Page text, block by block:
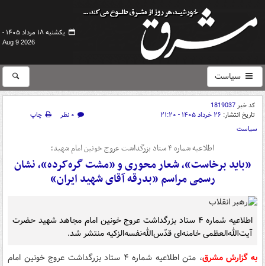
یکشنبه ۱۸ مرداد ۱۴۰۵ -
Aug 9 2026
سیاست
کد خبر1819037
تاریخ انتشار: ۲۶ خرداد ۱۴۰۵ - ۲۱:۲۰ ۰ نظر
چاپ
سیاست
اطلاعیه شماره ۴ ستاد بزرگداشت عروج خونین امام شهید؛
«باید برخاست»، شعار محوری و «مشت گره‌کرده»، نشان
رسمی مراسم «بدرقه آقای شهید ایران»
اطلاعیه شماره ۴ ستاد بزرگداشت عروج خونین امام مجاهد شهید حضرت
آیت‌الله‌العظمی خامنه‌ای‌ قدّس‌الله‌نفسه‌الزکیه منتشر شد.
به گزارش مشرق
، متن اطلاعیه شماره ۴ ستاد بزرگداشت عروج خونین امام